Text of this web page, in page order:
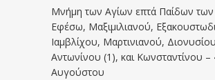
Μνήμη των Aγίων επτά Παίδων των
Eφέσω, Mαξιμιλιανού,
Iαμβλίχου, Mαρτινιανού,
Aντωνίνου (1), και Kωνσταντίνου –
Αυγούστου